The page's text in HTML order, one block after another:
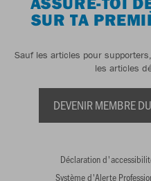
SUR TA
Sauf les articles pour
les articles
DEVENIR MEMBRE
Déclaration
Système d'Alerte